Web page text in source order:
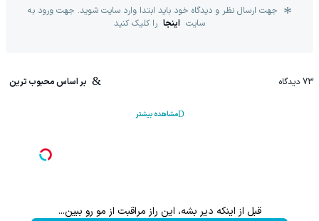
جهت ارسال نظر و دیدگاه خود باید ابتدا وارد سایت شوید. جهت ورود به
سایت اینجا را کلیک کنید
73 دیدگاه بر اساس محبوب ترین
مشاهده بیشتر
قبل از اینکه دیر بشه، این راز مراقبت از مو رو ببین...